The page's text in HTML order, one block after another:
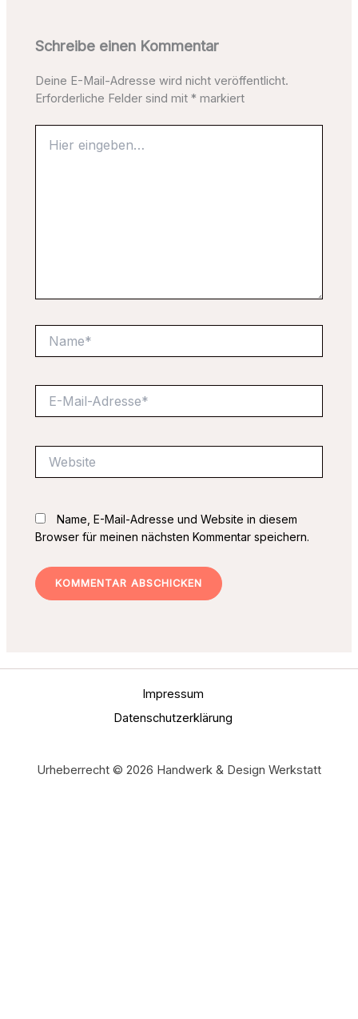
Schreibe einen Kommentar
Deine E-Mail-Adresse wird nicht veröffentlicht.
Erforderliche Felder sind mit* markiert
eingeben…
Mail-
Name, E-Mail-Adresse und Website in diesem
Browser für meinen nächsten Kommentar speichern.
Impressum
Datenschutzerklärung
Urheberrecht © 2026 Handwerk & Design Werkstatt